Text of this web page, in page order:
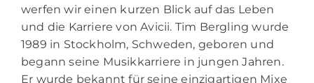
werfen wir einen kurzen Blick auf das Leben
und die Karriere vonAvicii. Tim Bergling wurde
1989 in Stockholm, Schweden, geboren und
begann seine Musikkarriere in jungen Jahren.
Er wurde bekannt für seine einzigartigen Mixe